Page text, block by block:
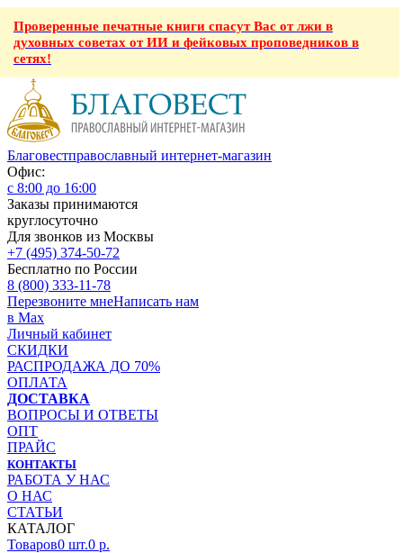
Проверенные печатные книги спасут Вас от лжи в
духовных советах от ИИ и фейковых проповедников в
сетях!
Благовестправославный интернет-магазин
Офис:
с 8:00 до 16:00
Заказы принимаются
круглосуточно
Для звонков из Москвы
+7 (495) 374-50-72
Бесплатно по России
8 (800) 333-11-78
Перезвоните мнеНаписать нам
в Max
Личный кабинет
СКИДКИ
РАСПРОДАЖА ДО 70%
ОПЛАТА
ДОСТАВКА
ВОПРОСЫ И ОТВЕТЫ
ОПТ
ПРАЙС
КОНТАКТЫ
РАБОТА У НАС
О НАС
СТАТЬИ
КАТАЛОГ
Товаров0 шт.0 р.